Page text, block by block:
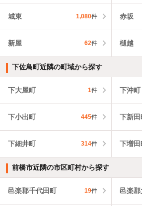
城東 1,080件 赤坂
新屋 62件 樋越
下佐鳥町近隣の町域から探す
下大屋町 1件 下沖町
下小出町 445件 下新田
下細井町 314件 下増田
前橋市近隣の市区町村から探す
邑楽郡千代田町 19件 邑楽郡